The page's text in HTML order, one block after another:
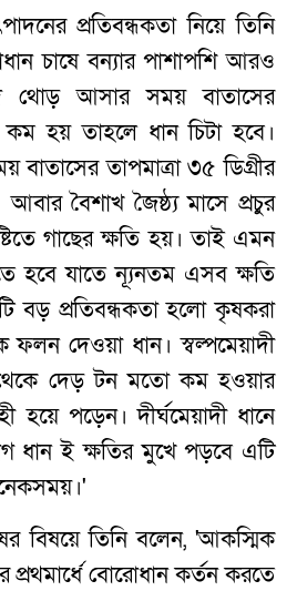
প্রতিবন্ধকতা নিয়ে তিনি
চাষে বন্যার পাশাপশি আরও
থোড় আসার সময় বাতাসের
কম হয় তাহলে ধান চিটা হবে।
তাপমাত্রা ৩৫ ডিগ্রীর
আবার বৈশাখ জৈষ্ঠ্য মাসে প্রচুর
গাছের ক্ষতি হয়। তাই এমন
হবে যাতে ন্যূনতম এসব ক্ষতি
বড় প্রতিবন্ধকতা হলো কৃষকরা
ফলন দেওয়া ধান। স্বল্পমেয়াদী
দেড় টন মতো কম হওয়ার
পড়েন। দীর্ঘমেয়াদী ধানে
ধান ই ক্ষতির মুখে পড়বে এটি
বিষয়ে তিনি বলেন, 'আকস্মিক
প্রথমার্ধে বোরোধান কর্তন করতে